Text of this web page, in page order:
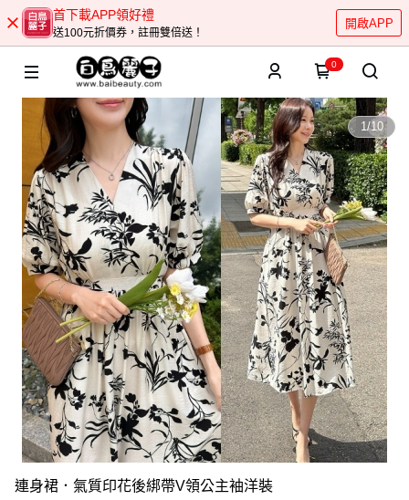
首下載APP領好禮
送100元折價券，註冊雙倍送！
開啟APP
0
1/10
連身裙．氣質印花後綁帶V領公主袖洋裝